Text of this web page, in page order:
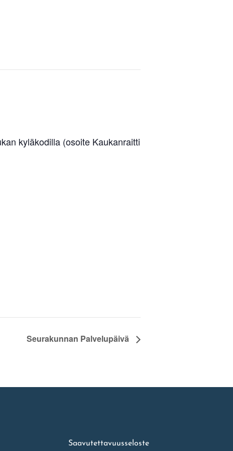
kyläkodilla (osoite Kaukanraitti
Seurakunnan Palvelupäivä
Saavutettavuusseloste